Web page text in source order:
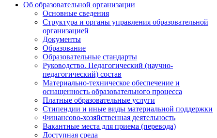
Об образовательной организации
Основные сведения
Структура и органы управления образовательной
организацией
Документы
Образование
Образовательные стандарты
Руководство. Педагогический (научно-
педагогический) состав
Материально-техническое обеспечение и
оснащенность образовательного процесса
Платные образовательные услуги
Стипендии и иные виды материальной поддержки
Финансово-хозяйственная деятельность
Вакантные места для приема (перевода)
Доступная среда